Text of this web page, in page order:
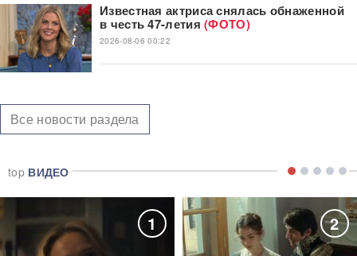
Известная актриса снялась обнаженной
в честь 47-летия (ФОТО)
2026-08-06 00:22
Все новости раздела
top ВИДЕО
1 2